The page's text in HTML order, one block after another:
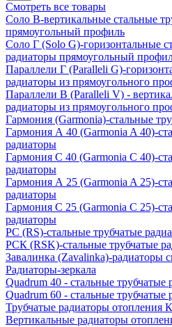
Смотреть все товары
Соло В-вертикальные стальные
прямоугольный профиль
Соло Г (Solo G)-горизонтальные
радиаторы прямоугольный
Параллели Г (Paralleli G)-
радиаторы из прямоугольного
Параллели В (Paralleli V) -
радиаторы из прямоугольного
Гармония (Garmonia)-стальные
Гармония А 40 (Garmonia A 40)-
радиаторы
Гармония С 40 (Garmonia C 40)-
радиаторы
Гармония А 25 (Garmonia A 25)-
радиаторы
Гармония С 25 (Garmonia C 25)-
радиаторы
РС (RS)-стальные трубчатые
РСК (RSK)-стальные трубчатые
Завалинка (Zavalinka)-радиаторы
Радиаторы-зеркала
Quadrum 40 - стальные трубчатые
Quadrum 60 - стальные трубчатые
Трубчатые радиаторы отопления
Вертикальные радиаторы